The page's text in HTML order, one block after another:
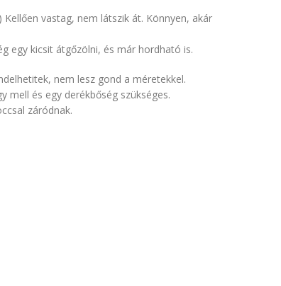
vastag, nem látszik át. Könnyen, akár
egy kicsit átgőzölni, és már hordható is.
nem lesz gond a méretekkel.
mell és egy derékbőség szükséges.
záródnak.